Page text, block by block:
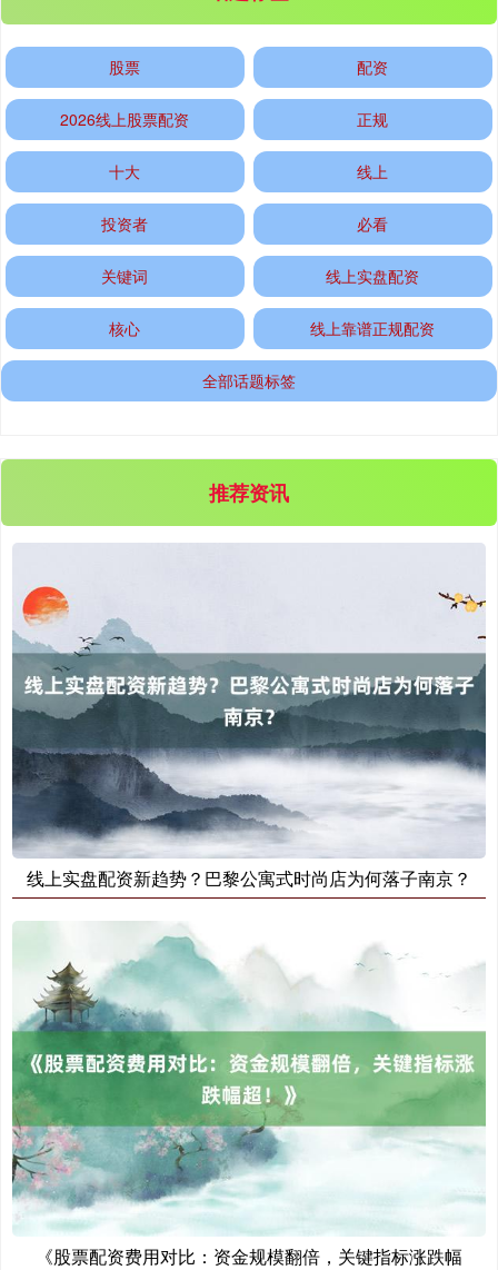
基金指数 +0.17%
国债指数 229.69 +0.10 +0.04%
期指IC0 7877.80 +164.40 +2.13%
股票 配资
2026线上股票配资 正规
十大 线上
投资者 必看
关键词 线上实盘配资
核心 线上靠谱正规配资
全部话题标签
推荐资讯
线上实盘配资新趋势？巴黎公寓式时尚店为何落子南京？
《股票配资费用对比：资金规模翻倍，关键指标涨跌幅